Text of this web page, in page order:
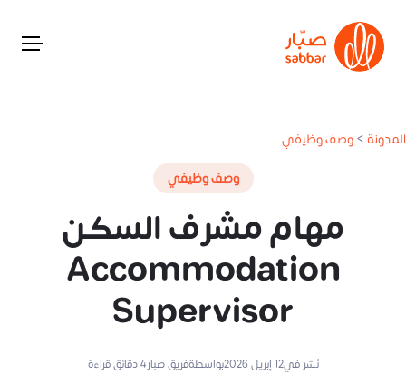
المدونة>وصف وظيفي
وصف وظيفي
مهام مشرف السكن
Accommodation
Supervisor
نُشر في12 إبريل 2026 بواسطةفريق صبار4دقائق قراءة